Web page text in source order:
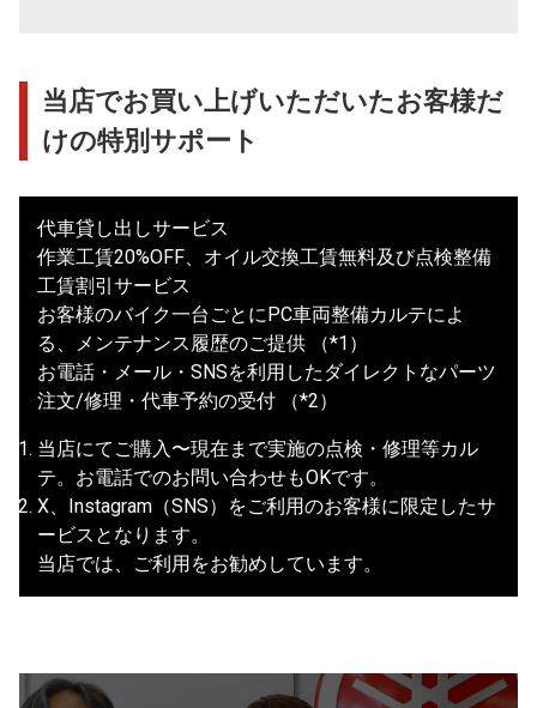
当店でお買い上げいただいたお客様だ
けの特別サポート
代車貸し出しサービス
作業工賃20%OFF、オイル交換工賃無料及び点検整備
工賃割引サービス
お客様のバイク一台ごとにPC車両整備カルテによ
る、メンテナンス履歴のご提供 （*1）
お電話・メール・SNSを利用したダイレクトなパーツ
注文/修理・代車予約の受付 （*2）
当店にてご購入〜現在まで実施の点検・修理等カル
テ。お電話でのお問い合わせもOKです。
X、Instagram（SNS）をご利用のお客様に限定したサ
ービスとなります。
当店では、ご利用をお勧めしています。